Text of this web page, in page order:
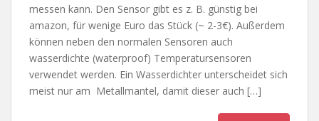
messen kann. Den Sensor gibt es z. B. günstig bei
amazon, für wenige Euro das Stück (~ 2-3€). Außerdem
können neben den normalen Sensoren auch
wasserdichte (waterproof) Temperatursensoren
verwendet werden. Ein Wasserdichter unterscheidet sich
meist nur am Metallmantel, damit dieser auch […]